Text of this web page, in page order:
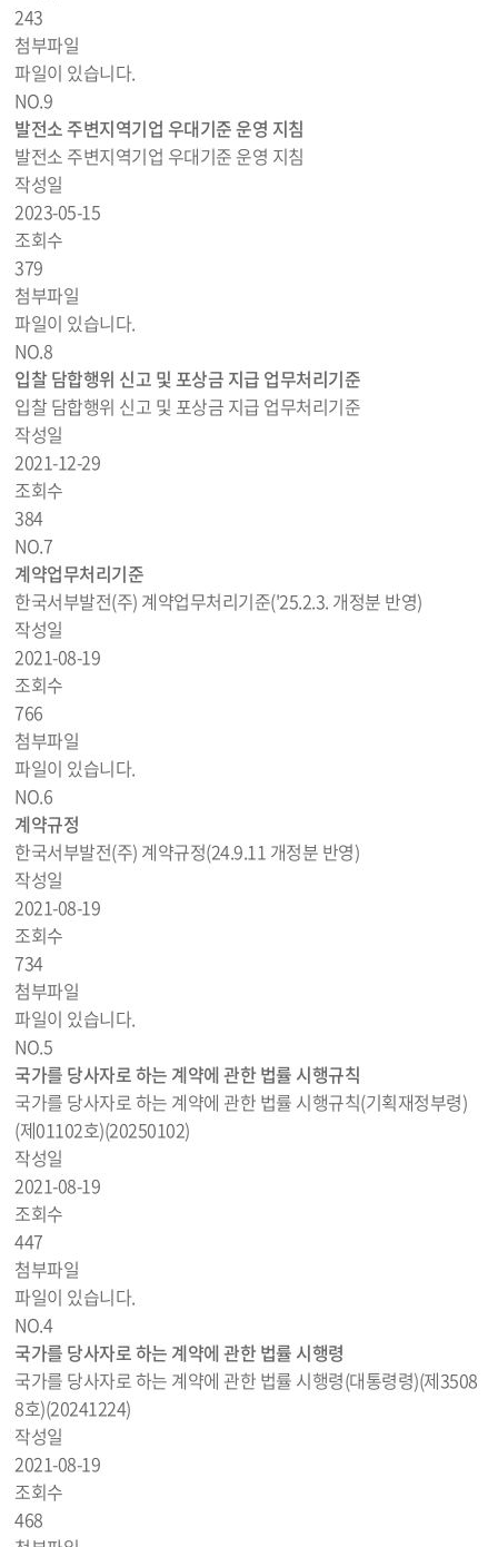
243
첨부파일
파일이 있습니다.
NO.9
발전소 주변지역기업 우대기준 운영 지침
발전소 주변지역기업 우대기준 운영 지침
작성일
2023-05-15
조회수
379
첨부파일
파일이 있습니다.
NO.8
입찰 담합행위 신고 및 포상금 지급 업무처리기준
입찰 담합행위 신고 및 포상금 지급 업무처리기준
작성일
2021-12-29
조회수
384
NO.7
계약업무처리기준
한국서부발전(주) 계약업무처리기준('25.2.3. 개정분 반영)
작성일
2021-08-19
조회수
766
첨부파일
파일이 있습니다.
NO.6
계약규정
한국서부발전(주) 계약규정(24.9.11 개정분 반영)
작성일
2021-08-19
조회수
734
첨부파일
파일이 있습니다.
NO.5
국가를 당사자로 하는 계약에 관한 법률 시행규칙
국가를 당사자로 하는 계약에 관한 법률 시행규칙(기획재정부령)
(제01102호)(20250102)
작성일
2021-08-19
조회수
447
첨부파일
파일이 있습니다.
NO.4
국가를 당사자로 하는 계약에 관한 법률 시행령
국가를 당사자로 하는 계약에 관한 법률 시행령(대통령령)(제3508
8호)(20241224)
작성일
2021-08-19
조회수
468